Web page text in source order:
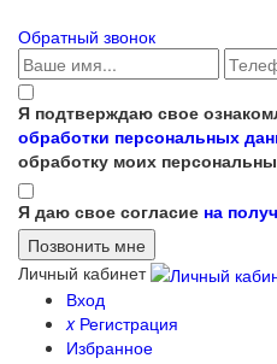
Обратный звонок
Я подтверждаю свое
обработки персональных
обработку моих
Я даю свое согласие на
Личный кабинет
Вход
xРегистрация
Избранное